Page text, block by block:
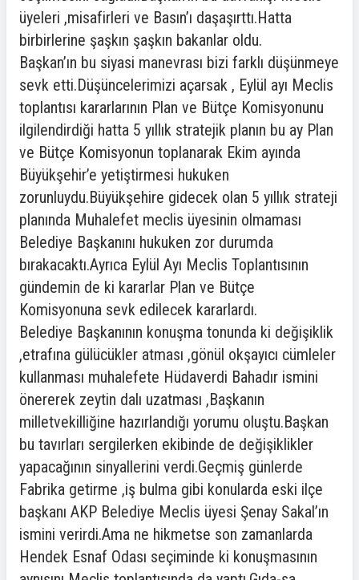
üyeleri ,misafirleri ve Basın’ı daşaşırttı.Hatta
birbirlerine şaşkın şaşkın bakanlar oldu.
Başkan’ın bu siyasi manevrası bizi farklı düşünmeye
sevk etti.Düşüncelerimizi açarsak , Eylül ayı Meclis
toplantısı kararlarının Plan ve Bütçe Komisyonunu
ilgilendirdiği hatta 5 yıllık stratejik planın bu ay Plan
ve Bütçe Komisyonun toplanarak Ekim ayında
Büyükşehir’e yetiştirmesi hukuken
zorunluydu.Büyükşehire gidecek olan 5 yıllık strateji
planında Muhalefet meclis üyesinin olmaması
Belediye Başkanını hukuken zor durumda
bırakacaktı.Ayrıca Eylül Ayı Meclis Toplantısının
gündemin de ki kararlar Plan ve Bütçe
Komisyonuna sevk edilecek kararlardı.
Belediye Başkanının konuşma tonunda ki değişiklik
,etrafına gülücükler atması ,gönül okşayıcı cümleler
kullanması muhalefete Hüdaverdi Bahadır ismini
önererek zeytin dalı uzatması ,Başkanın
milletvekilliğine hazırlandığı yorumu oluştu.Başkan
bu tavırları sergilerken ekibinde de değişiklikler
yapacağının sinyallerini verdi.Geçmiş günlerde
Fabrika getirme ,iş bulma gibi konularda eski ilçe
başkanı AKP Belediye Meclis üyesi Şenay Sakal’ın
ismini verirdi.Ama ne hikmetse son zamanlarda
Hendek Esnaf Odası seçiminde ki konuşmasının